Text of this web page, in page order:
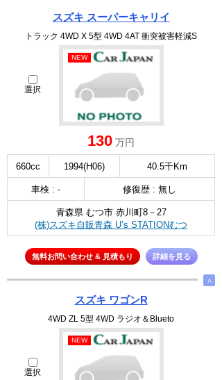
スズキ スーパーキャリイ
トラック 4WD X 5型 4WD 4AT 衝突被害軽減S
選択
NEW
130 万円
660cc 1994(H06) 40.5千Km
車検 : - 修復歴 : 無し
青森県 むつ市 赤川町8－27
(株)スズキ自販青森 U’s STATIONむつ
無料お問い合わせ & 見積もり 詳細を見る
∧
スズキ ワゴンR
4WD ZL 5型 4WD ラジオ＆Blueto
選択
NEW